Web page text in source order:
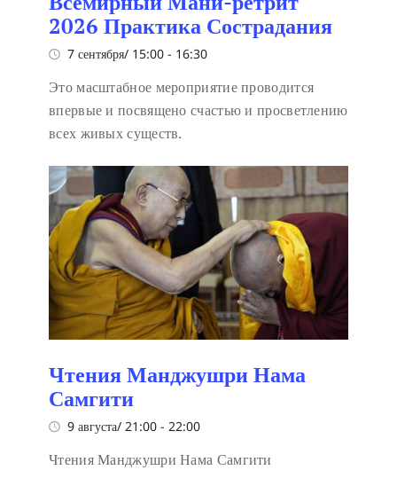
2026 Практика Сострадания
7 сентября/ 15:00 - 16:30
Это масштабное мероприятие проводится
впервые и посвящено счастью и просветлению
всех живых существ.
Чтения Манджушри Нама
Самгити
9 августа/ 21:00 - 22:00
Чтения Манджушри Нама Самгити